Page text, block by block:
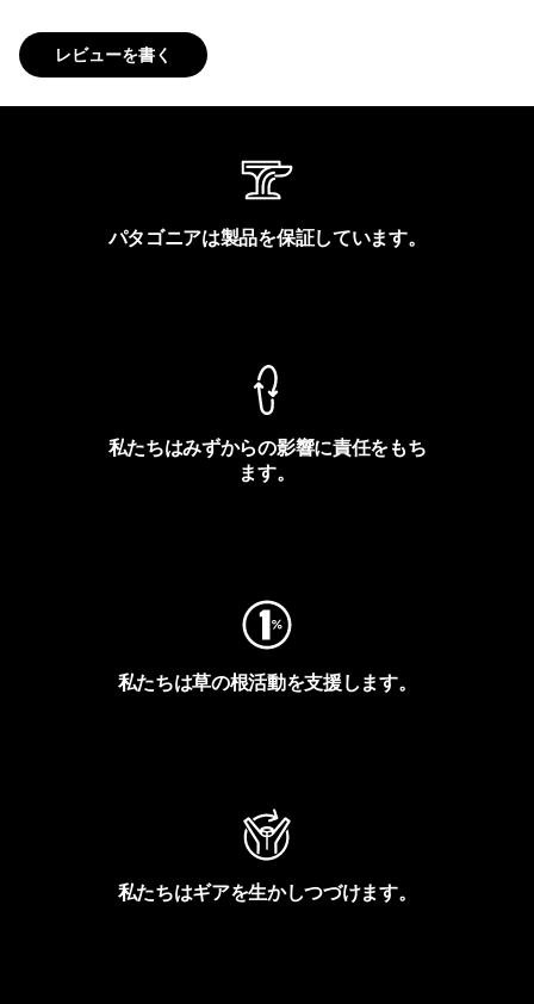
レビューを書く
パタゴニアは製品を保証しています。
私たちはみずからの影響に責任をもち
ます。
私たちは草の根活動を支援します。
私たちはギアを生かしつづけます。